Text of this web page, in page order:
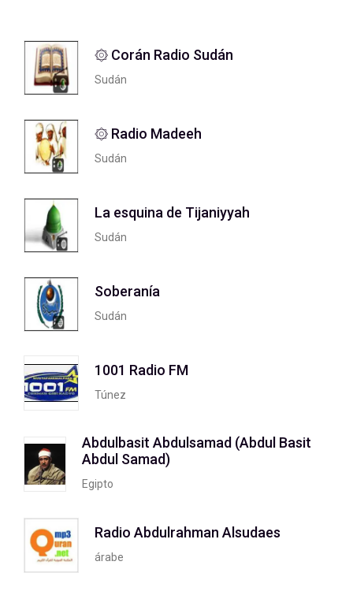
۞ Corán Radio Sudán
Sudán
۞ Radio Madeeh
Sudán
La esquina de Tijaniyyah
Sudán
Soberanía
Sudán
1001 Radio FM
Túnez
Abdulbasit Abdulsamad (Abdul Basit
Abdul Samad)
Egipto
Radio Abdulrahman Alsudaes
árabe